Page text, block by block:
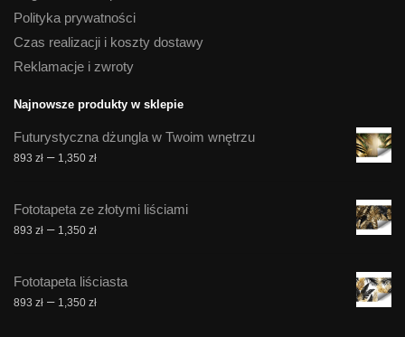
Polityka prywatności
Czas realizacji i koszty dostawy
Reklamacje i zwroty
Najnowsze produkty w sklepie
Futurystyczna dżungla w Twoim wnętrzu
893 zł – 1,350 złZakres
893 zł
do
Fototapeta ze złotymi liściami
893 zł – 1,350 złZakres
893 zł
do
Fototapeta liściasta
893 zł – 1,350 złZakres